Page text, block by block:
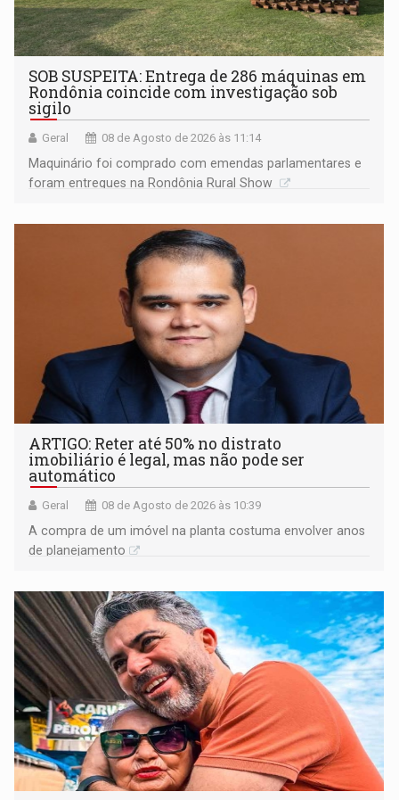
SOB SUSPEITA: Entrega de 286 máquinas em
Rondônia coincide com investigação sob
sigilo
Geral 08 de Agosto de 2026 às 11:14
Maquinário foi comprado com emendas parlamentares e
foram entregues na Rondônia Rural Show
ARTIGO: Reter até 50% no distrato
imobiliário é legal, mas não pode ser
automático
Geral 08 de Agosto de 2026 às 10:39
A compra de um imóvel na planta costuma envolver anos
de planejamento